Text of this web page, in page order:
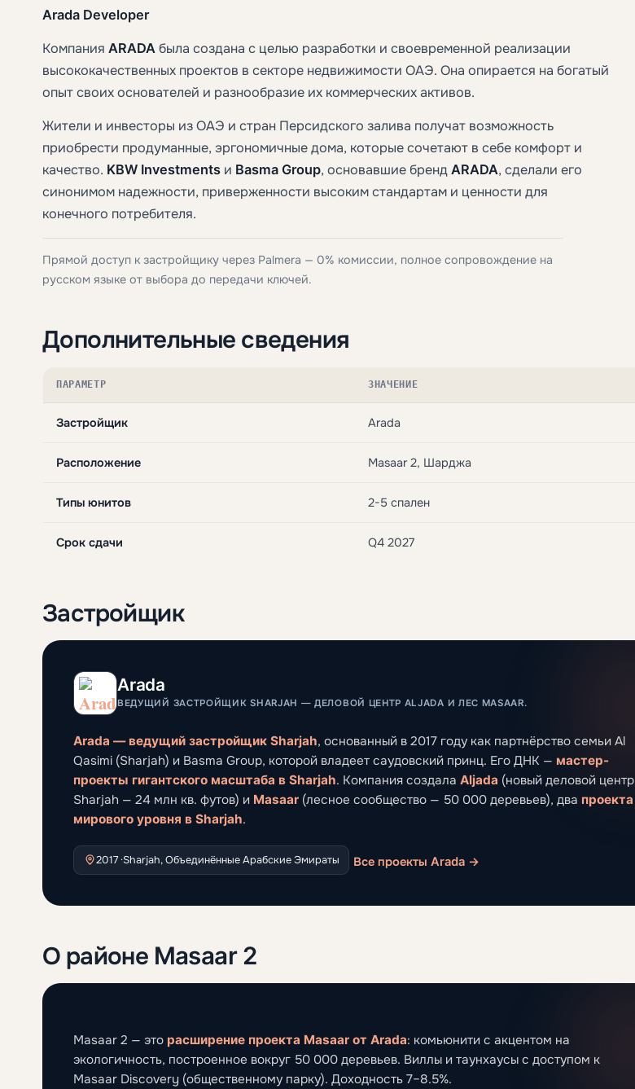
Arada Developer
Компания ARADA была создана с целью разработки и своевременной реализации
высококачественных проектов в секторе недвижимости ОАЭ. Она опирается на богатый
опыт своих основателей и разнообразие их коммерческих активов.
Жители и инвесторы из ОАЭ и стран Персидского залива получат возможность
приобрести продуманные, эргономичные дома, которые сочетают в себе комфорт и
качество. KBW Investments и Basma Group, основавшие бренд ARADA, сделали его
синонимом надежности, приверженности высоким стандартам и ценности для
конечного потребителя.
Прямой доступ к застройщику через Palmera — 0% комиссии, полное сопровождение на
русском языке от выбора до передачи ключей.
Дополнительные сведения
ПАРАМЕТР ЗНАЧЕНИЕ
Застройщик Arada
Расположение Masaar 2, Шарджа
Типы юнитов 2-5 спален
Срок сдачи Q4 2027
Застройщик
Arada
ВЕДУЩИЙ ЗАСТРОЙЩИК SHARJAH — ДЕЛОВОЙ ЦЕНТР ALJADA И ЛЕС MASAAR.
Arada — ведущий застройщик Sharjah, основанный в 2017 году как партнёрство семьи Al
Qasimi (Sharjah) и Basma Group, которой владеет саудовский принц. Его ДНК — мастер-
проекты гигантского масштаба в Sharjah. Компания создала Aljada (новый деловой центр
Sharjah — 24 млн кв. футов) и Masaar (лесное сообщество — 50 000 деревьев), два проекта
мирового уровня в Sharjah.
2017 ·Sharjah, Объединённые Арабские Эмираты Все проекты Arada →
О районе Masaar 2
Masaar 2 — это расширение проекта Masaar от Arada: комьюнити с акцентом на
экологичность, построенное вокруг 50 000 деревьев. Виллы и таунхаусы с доступом к
Masaar Discovery (общественному парку). Доходность 7–8.5%.